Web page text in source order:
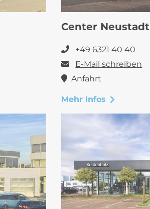
Center Neustadt
+49 6321 40 40
E-Mail schreiben
Anfahrt
Mehr Infos